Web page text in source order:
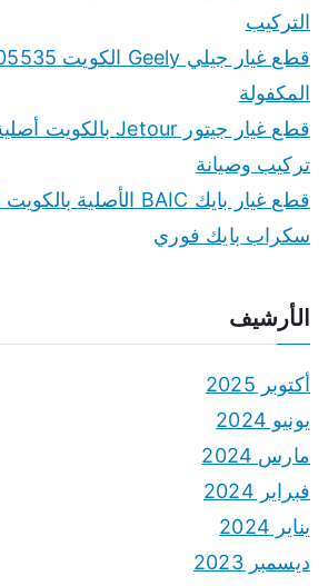
التركيب
المكفولة
تركيب وصيانة
سكراب بايك فوري
الأرشيف
أكتوبر 2025
يونيو 2024
مارس 2024
فبراير 2024
يناير 2024
ديسمبر 2023